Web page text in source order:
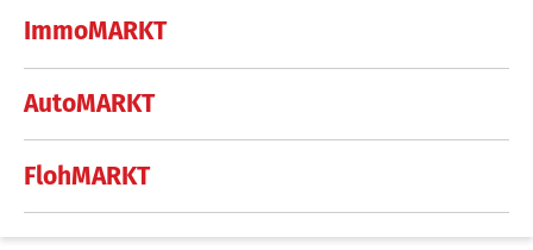
ImmoMARKT
AutoMARKT
FlohMARKT